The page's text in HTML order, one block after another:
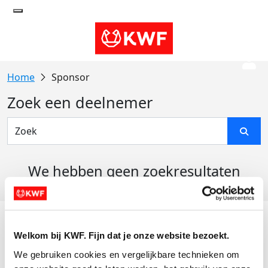
Welkom bij KWF. Fijn dat je onze website bezoekt.
We gebruiken cookies en vergelijkbare technieken om
Sponsor
Zoek een deelnemer
We hebben geen zoekresultaten
Actiematerialen
Evenementen